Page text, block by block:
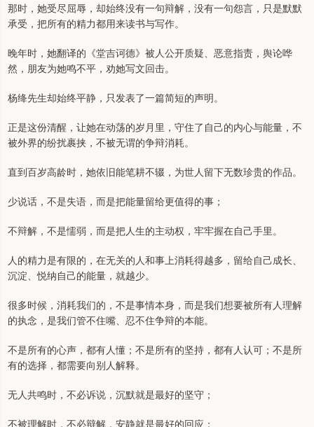
那时，她受尽屈辱，却始终没有一句辩解，没有一句怨言，只是默默
承受，把所有的精力都用来读书与写作。
晚年时，她翻译的《堂吉诃德》被人公开质疑、恶意指责，舆论哗
然，朋友为她鸣不平，劝她写文回击。
杨绛先生却始终平静，只发表了一篇简短的声明。
正是这份清醒，让她在动荡的岁月里，守住了自己的内心与能量，不
被外界的纷扰裹挟，不被无谓的争辩消耗。
直到百岁高龄时，她依旧能笔耕不辍，为世人留下无数珍贵的作品。
少说话，不是失语，而是把能量留给更值得的事；
不辩解，不是懦弱，而是把人生的主动权，牢牢握在自己手里。
人的精力是有限的，在无关的人和事上消耗得越多，留给自己成长、
沉淀、悦纳自己的能量，就越少。
很多时候，消耗我们的，不是事情本身，而是我们想要被所有人理解
的执念，是我们管不住嘴、忍不住争辩的本能。
不是所有的心声，都有人懂；不是所有的坚持，都有人认可；不是所
有的选择，都需要向别人解释。
无人共鸣时，不必诉说，沉默就是最好的坚守；
不被理解时，不必辩解，安静就是最好的回应；